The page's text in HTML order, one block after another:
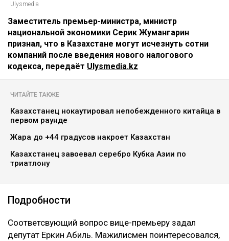
Ulysmedia
Заместитель премьер-министра, министр
национальной экономики Серик Жумангарин
признал, что в Казахстане могут исчезнуть сотни
компаний после введения нового налогового
кодекса, передаёт Ulysmedia.kz
ЧИТАЙТЕ ТАКЖЕ
Казахстанец нокаутировал непобежденного китайца в
первом раунде
Жара до +44 градусов накроет Казахстан
Казахстанец завоевал серебро Кубка Азии по
триатлону
Подробности
Соответсвующий вопрос вице-премьеру задал
депутат Еркин Абиль. Мажилисмен поинтересовался,